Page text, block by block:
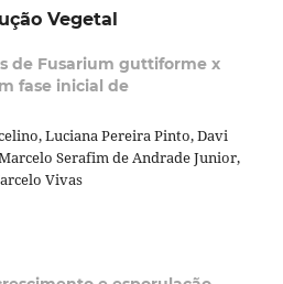
Vegetal
de Fusarium guttiforme x
fase inicial de
Luciana Pereira Pinto, Davi
Serafim de Andrade Junior,
Vivas